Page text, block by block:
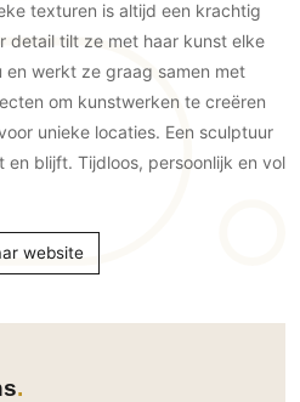
texturen is altijd een krachtig
detail tilt ze met haar kunst elke
en werkt ze graag samen met
om kunstwerken te creëren
unieke locaties. Een sculptuur
blijft. Tijdloos, persoonlijk en vol
website